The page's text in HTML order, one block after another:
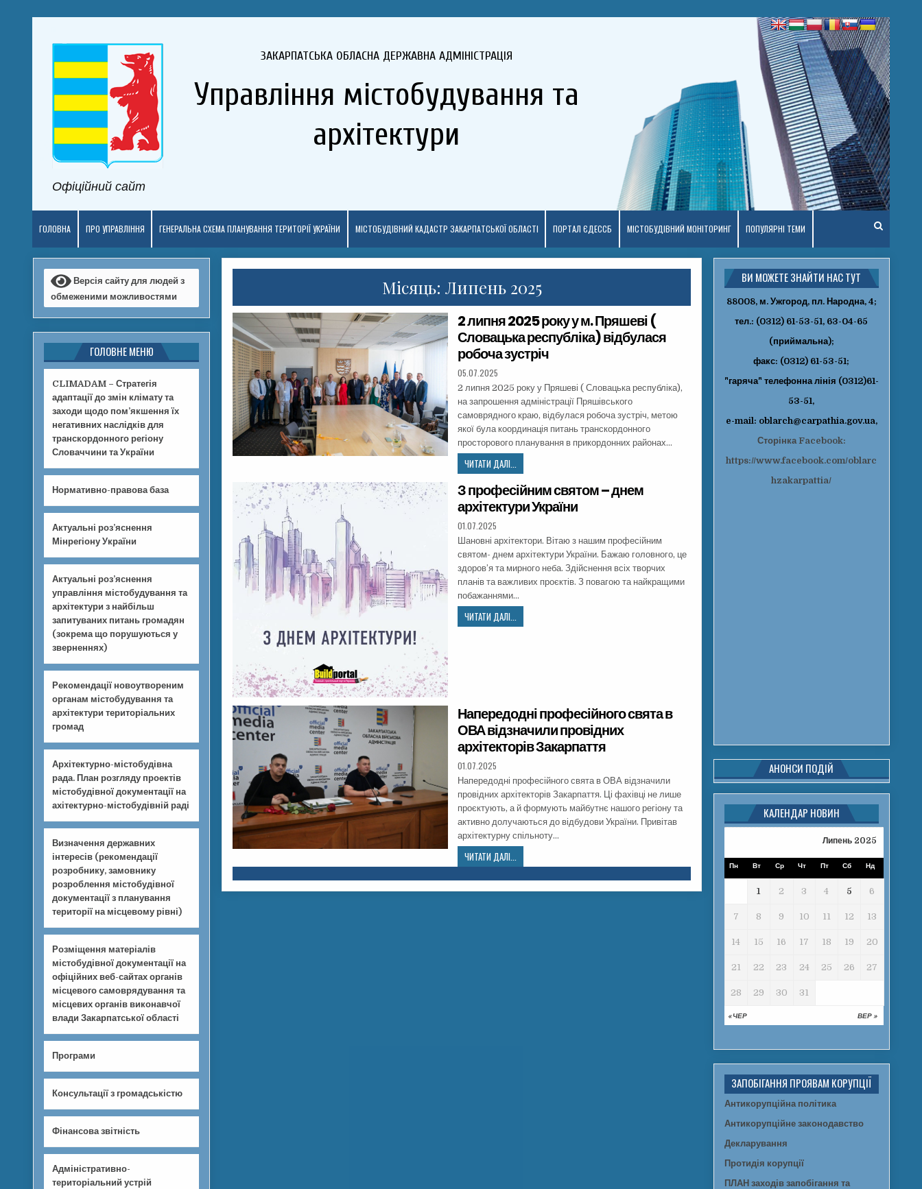
ЗАКАРПАТСЬКА ОБЛАСНА ДЕРЖАВНА АДМІНІСТРАЦІЯ
Управління містобудування та
архітектури
Офіційний сайт
ГОЛОВНА ПРО УПРАВЛІННЯ ГЕНЕРАЛЬНА СХЕМА ПЛАНУВАННЯ ТЕРИТОРІЇ УКРАЇНИ МІСТОБУДІВНИЙ КАДАСТР ЗАКАРПАТСЬКОЇ ОБЛАСТІ ПОРТАЛ ЄДЕССБ МІСТОБУДІВНИЙ МОНІТОРИНГ ПОПУЛЯРНІ ТЕМИ
Місяць: Липень 2025
2 липня 2025 року у м. Пряшеві (
Словацька республіка) відбулася
робоча зустріч
05.07.2025
2 липня 2025 року у Пряшеві ( Словацька республіка),
на запрошення адміністрації Пряшівського
самоврядного краю, відбулася робоча зустріч, метою
якої була координація питань транскордонного
просторового планування в прикордонних районах…
ЧИТАТИ ДАЛІ...
З професійним святом – днем
архітектури України
01.07.2025
Шановні архітектори. Вітаю з нашим професійним
святом- днем архітектури України. Бажаю головного, це
здоров’я та мирного неба. Здійснення всіх творчих
планів та важливих проєктів. З повагою та найкращими
побажаннями…
ЧИТАТИ ДАЛІ...
Напередодні професійного свята в
ОВА відзначили провідних
архітекторів Закарпаття
01.07.2025
Напередодні професійного свята в ОВА відзначили
провідних архітекторів Закарпаття. Ці фахівці не лише
проєктують, а й формують майбутнє нашого регіону та
активно долучаються до відбудови України. Привітав
архітектурну спільноту…
ЧИТАТИ ДАЛІ...
Версія сайту для людей з
обмеженими можливостями
ГОЛОВНЕ МЕНЮ
CLIMADAM – Стратегія
адаптації до змін клімату та
заходи щодо пом’якшення їх
негативних наслідків для
транскордонного регіону
Словаччини та України
Нормативно-правова база
Актуальні роз’яснення
Мінрегіону України
Актуальні роз’яснення
управління містобудування та
архітектури з найбільш
запитуваних питань громадян
(зокрема що порушуються у
зверненнях)
Рекомендації новоутвореним
органам містобудування та
архітектури територіальних
громад
Архітектурно-містобудівна
рада. План розгляду проектів
містобудівної документації на
ахітектурно-містобудівній раді
Визначення державних
інтересів (рекомендації
розробнику, замовнику
розроблення містобудівної
документації з планування
території на місцевому рівні)
Розміщення матеріалів
містобудівної документації на
офіційних веб-сайтах органів
місцевого самоврядування та
місцевих органів виконавчої
влади Закарпатської області
Програми
Консультації з громадськістю
Фінансова звітність
Адміністративно-
територіальний устрій
ВИ МОЖЕТЕ ЗНАЙТИ НАС ТУТ
88008, м. Ужгород, пл. Народна, 4;
тел.: (0312) 61-53-51, 63-04-65
(приймальна);
факс: (0312) 61-53-51;
"гаряча" телефонна лінія (0312)61-
53-51,
e-mail: oblarch@carpathia.gov.ua,
Сторінка Facebook:
https://www.facebook.com/oblarc
hzakarpattia/
АНОНСИ ПОДІЙ
КАЛЕНДАР НОВИН
Липень 2025
Пн Вт Ср Чт Пт Сб Нд
« ЧЕР ВЕР »
1 2 3 4 5 6
7 8 9 10 11 12 13
14 15 16 17 18 19 20
21 22 23 24 25 26 27
28 29 30 31
ЗАПОБІГАННЯ ПРОЯВАМ КОРУПЦІЇ
Антикорупційна політика
Антикорупційне законодавство
Декларування
Протидія корупції
ПЛАН заходів запобігання та